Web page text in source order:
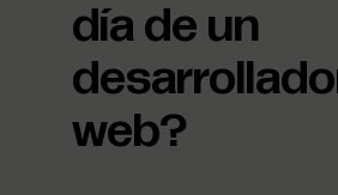
día de un
web?